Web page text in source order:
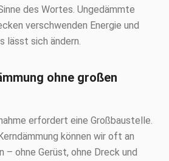
des Wortes. Ungedämmte
verschwenden Energie und
lässt sich ändern.
ohne großen
erfordert eine Großbaustelle.
können wir oft an
– ohne Gerüst, ohne Dreck und